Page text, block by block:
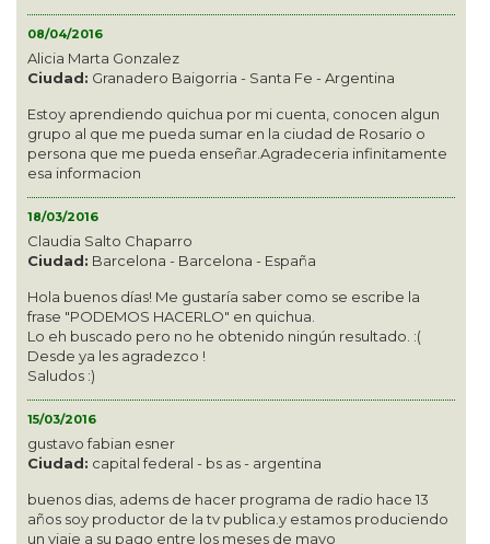
08/04/2016
Alicia Marta Gonzalez
Ciudad: Granadero Baigorria - Santa Fe - Argentina
Estoy aprendiendo quichua por mi cuenta, conocen algun
grupo al que me pueda sumar en la ciudad de Rosario o
persona que me pueda enseñar.Agradeceria infinitamente
esa informacion
18/03/2016
Claudia Salto Chaparro
Ciudad: Barcelona - Barcelona - España
Hola buenos días! Me gustaría saber como se escribe la
frase "PODEMOS HACERLO" en quichua.
Lo eh buscado pero no he obtenido ningún resultado. :(
Desde ya les agradezco !
Saludos :)
15/03/2016
gustavo fabian esner
Ciudad: capital federal - bs as - argentina
buenos dias, adems de hacer programa de radio hace 13
años soy productor de la tv publica.y estamos produciendo
un viaje a su pago entre los meses de mayo